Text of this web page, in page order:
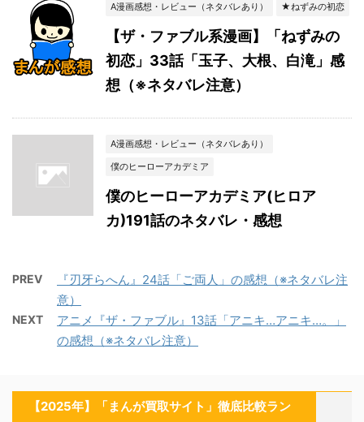
A漫画感想・レビュー（ネタバレあり） ★ねずみの初恋
【ザ・ファブル系漫画】「ねずみの
初恋」33話「玉子、大根、白滝」感
想（※ネタバレ注意）
A漫画感想・レビュー（ネタバレあり）
僕のヒーローアカデミア
僕のヒーローアカデミア(ヒロア
カ)191話のネタバレ・感想
PREV
『刃牙らへん』24話「ご両人」の感想（※ネタバレ注
意）
NEXT
アニメ『ザ・ファブル』13話「アニキ…アニキ…。」
の感想（※ネタバレ注意）
【2025年】「まんが買取サイト」徹底比較ラン